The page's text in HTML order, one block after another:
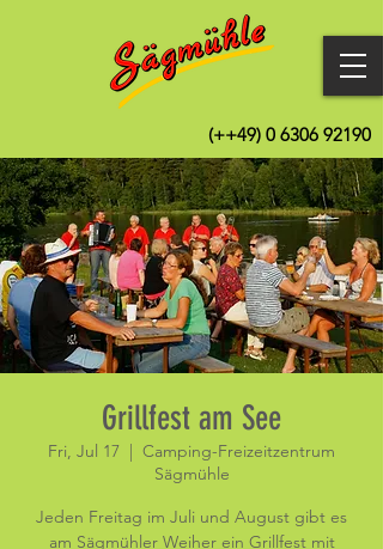
(++49) 0 6306 92190
Grillfest am See
Fri, Jul 17
  |
Camping-Freizeitzentrum
Sägmühle
Jeden Freitag im Juli und August gibt es
am Sägmühler Weiher ein Grillfest mit